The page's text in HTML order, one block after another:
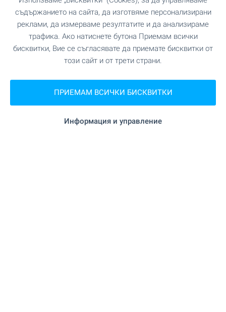
Ресторант "Зеленика" на 995 м. (12 мин.)
СПОРТ И СВОБОДНО ВРЕМЕ
Плажна 1.4 км.
Плувен басейнна 336 м. (5 мин.)
съдържанието на сайта, да изготвяме персонализирани
реклами, да измерваме резултатите и да анализираме
трафика. Ако натиснете бутона Приемам всички
бисквитки, Вие се съгласявате да приемате бисквитки от
този сайт и от трети страни.
ПРИЕМАМ ВСИЧКИ БИСКВИТКИ
Информация и управление